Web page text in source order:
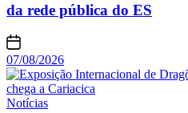
da rede pública do ES
07/08/2026
Notícias